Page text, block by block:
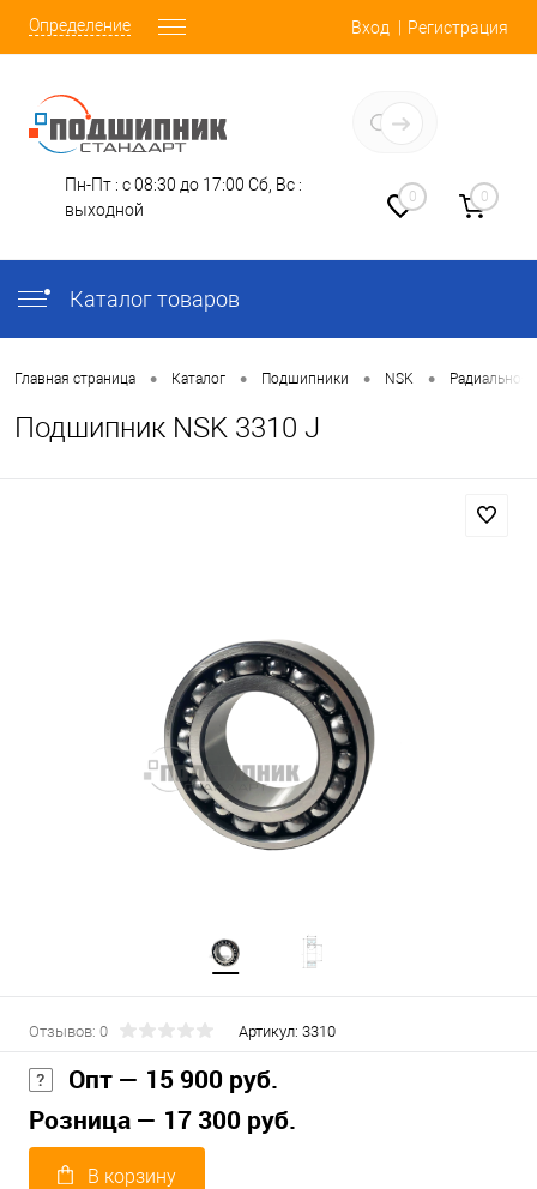
Определение Вход Регистрация
Пн-Пт : с 08:30 до 17:00 Сб, Вс :
выходной
0 0
Каталог товаров
Главная страница • Каталог • Подшипники • NSK • Радиально-
Подшипник NSK 3310 J
Отзывов: 0 Артикул: 3310
Опт — 15 900 руб.
Розница — 17 300 руб.
В корзину